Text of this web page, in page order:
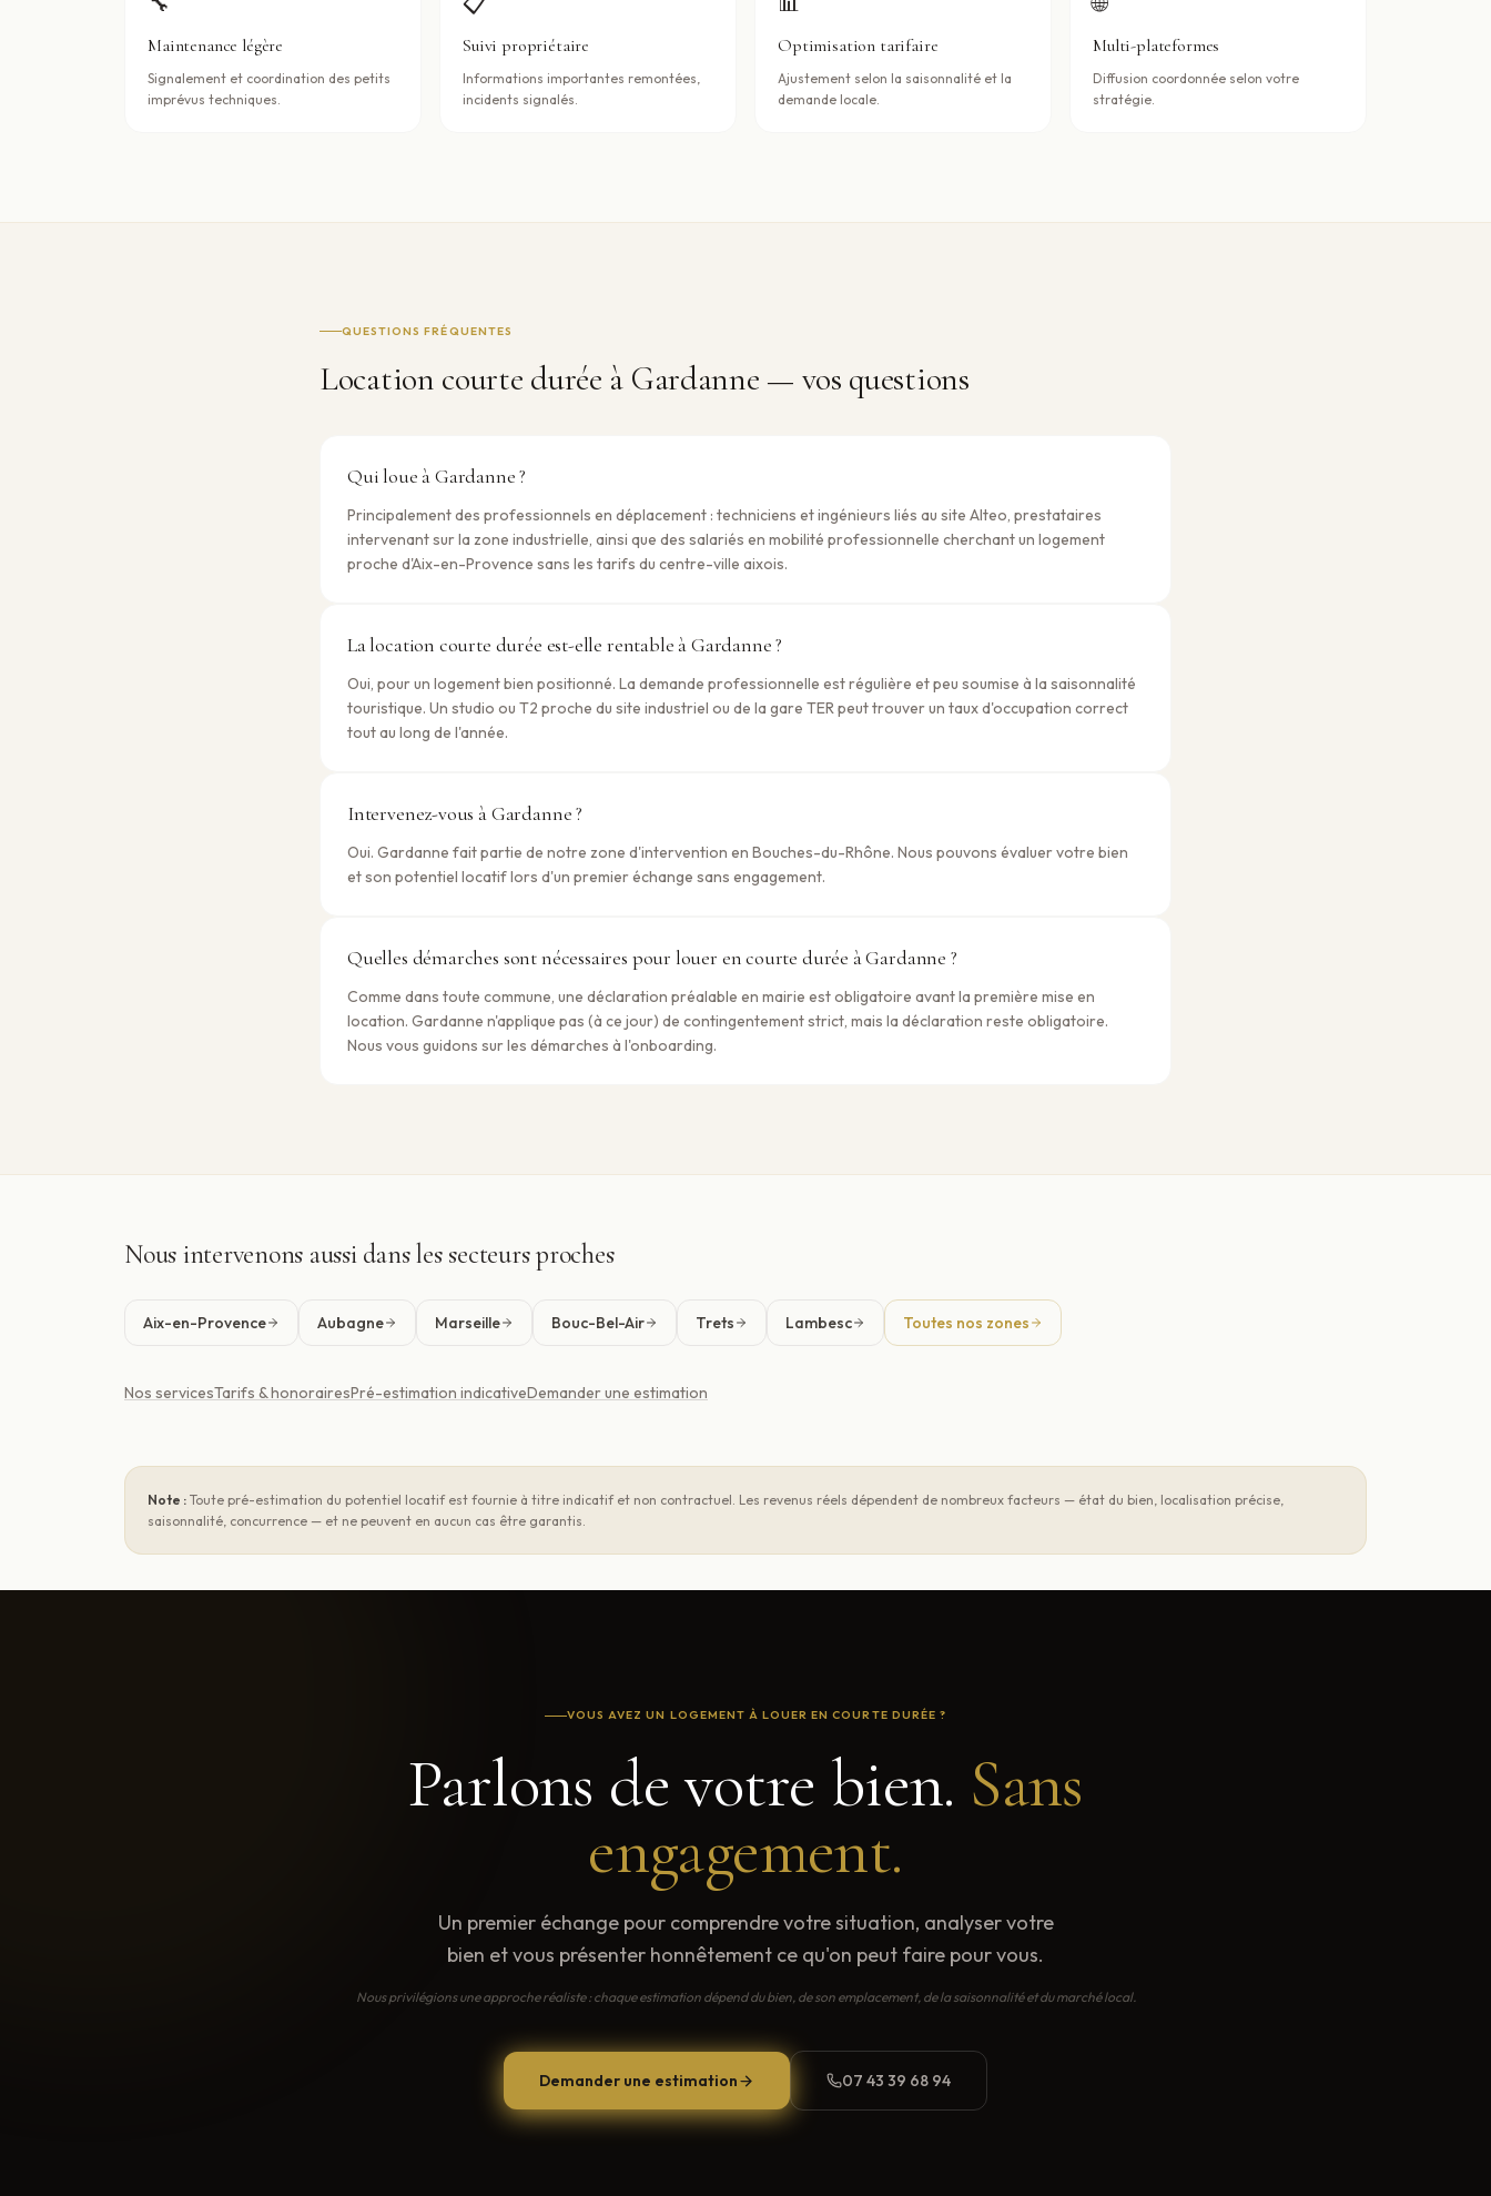
Maintenance légère
Signalement et coordination des petits
imprévus techniques.
Suivi propriétaire
Informations importantes remontées,
incidents signalés.
Optimisation tarifaire
Ajustement selon la saisonnalité et la
demande locale.
Multi-plateformes
Diffusion coordonnée selon votre
stratégie.
QUESTIONS FRÉQUENTES
Location courte durée à Gardanne — vos questions
Qui loue à Gardanne ?
Principalement des professionnels en déplacement : techniciens et ingénieurs liés au site Alteo, prestataires
intervenant sur la zone industrielle, ainsi que des salariés en mobilité professionnelle cherchant un logement
proche d'Aix-en-Provence sans les tarifs du centre-ville aixois.
La location courte durée est-elle rentable à Gardanne ?
Oui, pour un logement bien positionné. La demande professionnelle est régulière et peu soumise à la saisonnalité
touristique. Un studio ou T2 proche du site industriel ou de la gare TER peut trouver un taux d'occupation correct
tout au long de l'année.
Intervenez-vous à Gardanne ?
Oui. Gardanne fait partie de notre zone d'intervention en Bouches-du-Rhône. Nous pouvons évaluer votre bien
et son potentiel locatif lors d'un premier échange sans engagement.
Quelles démarches sont nécessaires pour louer en courte durée à Gardanne ?
Comme dans toute commune, une déclaration préalable en mairie est obligatoire avant la première mise en
location. Gardanne n'applique pas (à ce jour) de contingentement strict, mais la déclaration reste obligatoire.
Nous vous guidons sur les démarches à l'onboarding.
Nous intervenons aussi dans les secteurs proches
Aix-en-Provence Aubagne Marseille Bouc-Bel-Air Trets Lambesc Toutes nos zones
Nos servicesTarifs & honorairesPré-estimation indicativeDemander une estimation
Note : Toute pré-estimation du potentiel locatif est fournie à titre indicatif et non contractuel. Les revenus réels dépendent de nombreux facteurs — état du bien, localisation précise,
saisonnalité, concurrence — et ne peuvent en aucun cas être garantis.
VOUS AVEZ UN LOGEMENT À LOUER EN COURTE DURÉE ?
Parlons de votre bien. Sans
engagement.
Un premier échange pour comprendre votre situation, analyser votre
bien et vous présenter honnêtement ce qu'on peut faire pour vous.
Nous privilégions une approche réaliste : chaque estimation dépend du bien, de son emplacement, de la saisonnalité et du marché local.
Demander une estimation 07 43 39 68 94